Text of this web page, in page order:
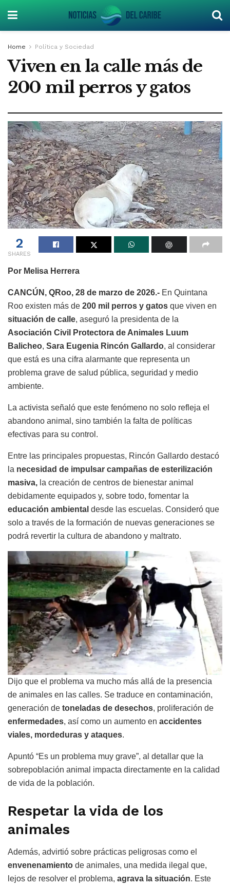
Home Política y Sociedad
Viven en la calle más de
200 mil perros y gatos
2
SHARES
Por Melisa Herrera
CANCÚN, QRoo, 28 de marzo de 2026.- En Quintana
Roo existen más de 200 mil perros y gatos que viven en
situación de calle, aseguró la presidenta de la
Asociación Civil Protectora de Animales Luum
Balicheo, Sara Eugenia Rincón Gallardo, al considerar
que está es una cifra alarmante que representa un
problema grave de salud pública, seguridad y medio
ambiente.
La activista señaló que este fenómeno no solo refleja el
abandono animal, sino también la falta de políticas
efectivas para su control.
Entre las principales propuestas, Rincón Gallardo destacó
la necesidad de impulsar campañas de esterilización
masiva, la creación de centros de bienestar animal
debidamente equipados y, sobre todo, fomentar la
educación ambiental desde las escuelas. Consideró que
solo a través de la formación de nuevas generaciones se
podrá revertir la cultura de abandono y maltrato.
Dijo que el problema va mucho más allá de la presencia
de animales en las calles. Se traduce en contaminación,
generación de toneladas de desechos, proliferación de
enfermedades, así como un aumento en accidentes
viales, mordeduras y ataques.
Apuntó “Es un problema muy grave”, al detallar que la
sobrepoblación animal impacta directamente en la calidad
de vida de la población.
Respetar la vida de los
animales
Además, advirtió sobre prácticas peligrosas como el
envenenamiento de animales, una medida ilegal que,
lejos de resolver el problema, agrava la situación. Este